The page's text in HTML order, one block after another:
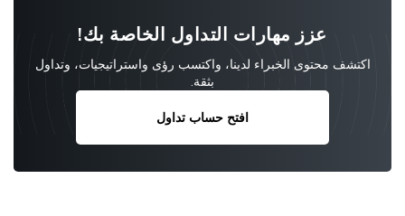
عزز مهارات التداول الخاصة بك!
اكتشف محتوى الخبراء لدينا، واكتسب رؤى واستراتيجيات، وتداول
بثقة.
افتح حساب تداول